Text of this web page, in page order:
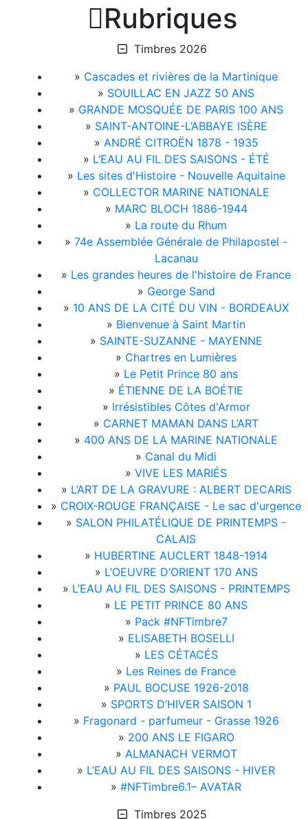
Rubriques
Timbres 2026
» Cascades et rivières de la Martinique
» SOUILLAC EN JAZZ 50 ANS
» GRANDE MOSQUÉE DE PARIS 100 ANS
» SAINT-ANTOINE-L’ABBAYE ISÈRE
» ANDRÉ CITROËN 1878 - 1935
» L’EAU AU FIL DES SAISONS - ÉTÉ
» Les sites d'Histoire - Nouvelle Aquitaine
» COLLECTOR MARINE NATIONALE
» MARC BLOCH 1886-1944
» La route du Rhum
» 74e Assemblée Générale de Philapostel -
Lacanau
» Les grandes heures de l'histoire de France
» George Sand
» 10 ANS DE LA CITÉ DU VIN - BORDEAUX
» Bienvenue à Saint Martin
» SAINTE-SUZANNE - MAYENNE
» Chartres en Lumières
» Le Petit Prince 80 ans
» ÉTIENNE DE LA BOÉTIE
» Irrésistibles Côtes d'Armor
» CARNET MAMAN DANS L’ART
» 400 ANS DE LA MARINE NATIONALE
» Canal du Midi
» VIVE LES MARIÉS
» L’ART DE LA GRAVURE : ALBERT DECARIS
» CROIX-ROUGE FRANÇAISE - Le sac d'urgence
» SALON PHILATÉLIQUE DE PRINTEMPS -
CALAIS
» HUBERTINE AUCLERT 1848-1914
» L’OEUVRE D’ORIENT 170 ANS
» L’EAU AU FIL DES SAISONS - PRINTEMPS
» LE PETIT PRINCE 80 ANS
» Pack #NFTimbre7
» ELISABETH BOSELLI
» LES CÉTACÉS
» Les Reines de France
» PAUL BOCUSE 1926-2018
» SPORTS D’HIVER SAISON 1
» Fragonard - parfumeur - Grasse 1926
» 200 ANS LE FIGARO
» ALMANACH VERMOT
» L’EAU AU FIL DES SAISONS - HIVER
» #NFTimbre6.1– AVATAR
Timbres 2025